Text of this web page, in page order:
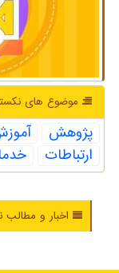
موضوع های
پژوهش
ارتباطات
اخبار و مطالب